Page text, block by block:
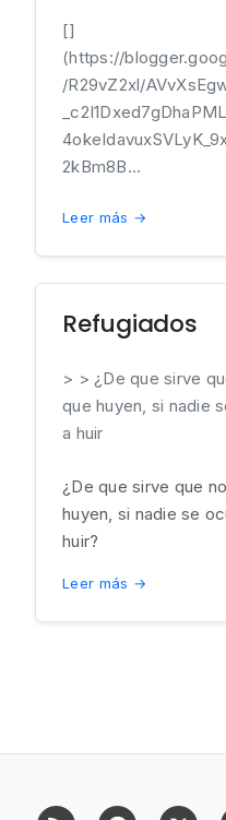
[]
(https://
/R29vZ2xl/
2kBm8B...
Leer más →
Refugiados
> > ¿De que sirve
que huyen, si nadie
a huir
¿De que sirve que
huyen, si nadie se
huir?
Leer más →